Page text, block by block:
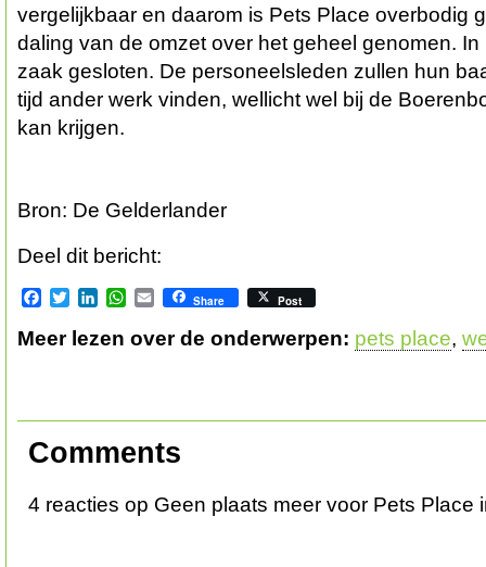
vergelijkbaar en daarom is Pets Place overbodig
daling van de omzet over het geheel genomen.
zaak gesloten. De personeelsleden zullen hun
tijd ander werk vinden, wellicht wel bij de
kan krijgen.
Bron: De Gelderlander
Deel dit bericht:
Facebook
TwitterLinkedInWhatsApp
EmailShare Post
Meer lezen over de onderwerpen: pets place,
Comments
4 reacties op Geen plaats meer voor Pets Place